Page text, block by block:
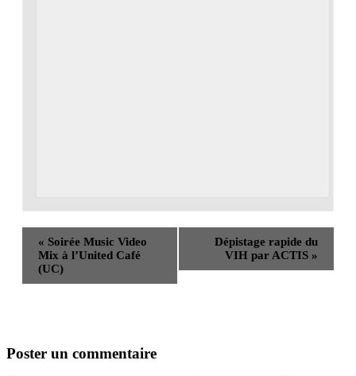
« Soirée Music Video
Mix à l’United Café
(UC)
Dépistage rapide du
VIH par ACTIS »
Poster un commentaire